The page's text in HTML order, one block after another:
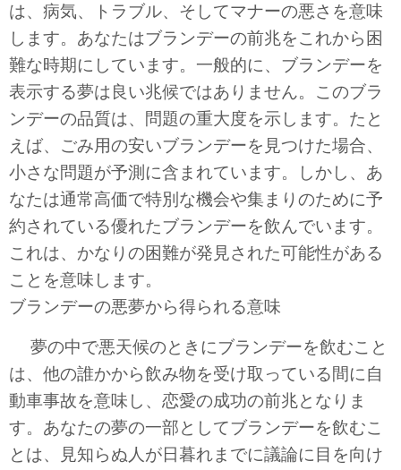
は、病気、トラブル、そしてマナーの悪さを意味
します。あなたはブランデーの前兆をこれから困
難な時期にしています。一般的に、ブランデーを
表示する夢は良い兆候ではありません。このブラ
ンデーの品質は、問題の重大度を示します。たと
えば、ごみ用の安いブランデーを見つけた場合、
小さな問題が予測に含まれています。しかし、あ
なたは通常高価で特別な機会や集まりのために予
約されている優れたブランデーを飲んでいます。
これは、かなりの困難が発見された可能性がある
ことを意味します。
ブランデーの悪夢から得られる意味
夢の中で悪天候のときにブランデーを飲むこと
は、他の誰かから飲み物を受け取っている間に自
動車事故を意味し、恋愛の成功の前兆となりま
す。あなたの夢の一部としてブランデーを飲むこ
とは、見知らぬ人が日暮れまでに議論に目を向け